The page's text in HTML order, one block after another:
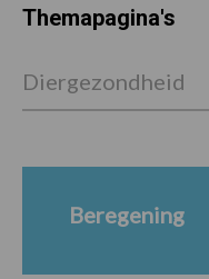
Themapagina's
Diergezondheid
Beregening